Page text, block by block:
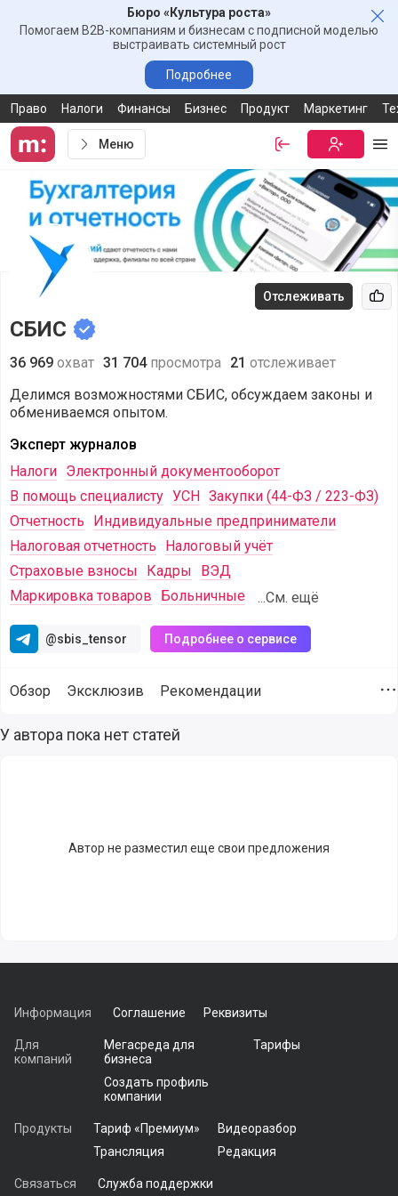
Бюро «Культура роста»
Помогаем B2B-компаниям и бизнесам с подписной моделью
выстраивать системный рост
Подробнее
Право Налоги Финансы Бизнес Продукт Маркетинг
Меню Войти
Отслеживать
СБИС
36 969 охват 31 704 просмотра 21 отслеживает
Делимся возможностями СБИС, обсуждаем законы и
обмениваемся опытом.
Эксперт журналов
Налоги Электронный документооборот
В помощь специалисту УСН Закупки (44-ФЗ / 223-ФЗ)
Отчетность
Индивидуальные предприниматели
Налоговая отчетность
Налоговый учёт
Страховые взносы
Кадры
ВЭД
Маркировка товаров
Больничные ...См. ещё
@sbis_tensor Подробнее о сервисе
Обзор Эксклюзив Рекомендации
Статьи от компании СБИС (@sbis) опубликованные для
У автора пока нет статей
Автор не разместил еще свои предложения
Информация Соглашение Реквизиты
Для
компаний
Мегасреда для
бизнеса
Тарифы
Создать профиль
компании
Продукты Тариф «Премиум»
Видеоразбор
Трансляция
Редакция
Связаться Служба поддержки